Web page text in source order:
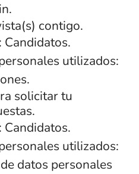
contigo.
Candidatos.
utilizados:
solicitar tu
Candidatos.
utilizados:
datos personales